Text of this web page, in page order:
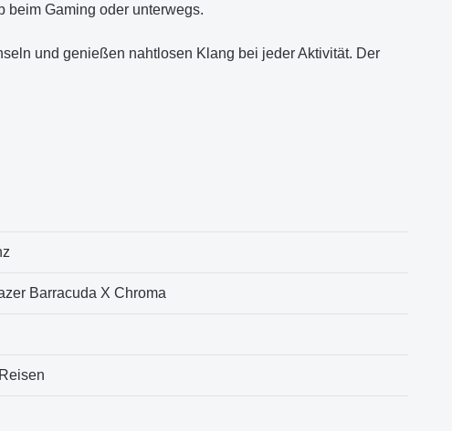
beim Gaming oder unterwegs.
und genießen nahtlosen Klang bei jeder Aktivität. Der
Barracuda X Chroma